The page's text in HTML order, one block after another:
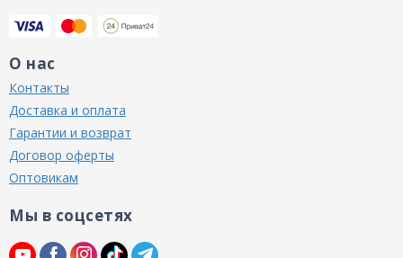
О нас
Контакты
Доставка и оплата
Гарантии и возврат
Договор оферты
Оптовикам
Мы в соцсетях